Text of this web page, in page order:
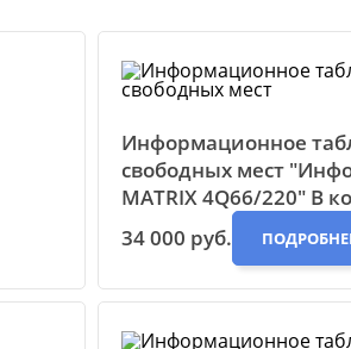
Информационное
свободных мест
MATRIX 4Q66/220" В
34 000 руб.